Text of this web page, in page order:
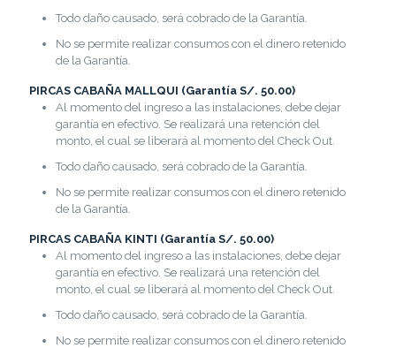
Todo daño causado, será cobrado de la Garantía.
No se permite realizar consumos con el dinero retenido
de la Garantía.
PIRCAS CABAÑA MALLQUI (Garantía S/. 50.00)
Al momento del ingreso a las instalaciones, debe dejar
garantía en efectivo. Se realizará una retención del
monto, el cual se liberará al momento del Check Out.
Todo daño causado, será cobrado de la Garantía.
No se permite realizar consumos con el dinero retenido
de la Garantía.
PIRCAS CABAÑA KINTI (Garantía S/. 50.00)
Al momento del ingreso a las instalaciones, debe dejar
garantía en efectivo. Se realizará una retención del
monto, el cual se liberará al momento del Check Out.
Todo daño causado, será cobrado de la Garantía.
No se permite realizar consumos con el dinero retenido